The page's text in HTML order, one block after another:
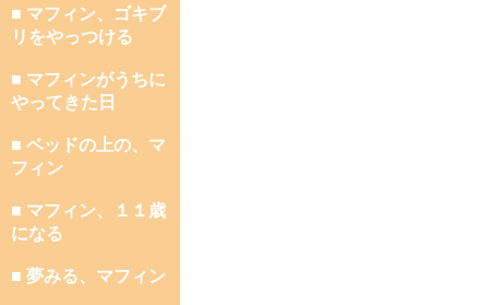
■ マフィン、ゴキブ
リをやっつける
■ マフィンがうちに
やってきた日
■ ベッドの上の、マ
フィン
■ マフィン、１１歳
になる
■ 夢みる、マフィン